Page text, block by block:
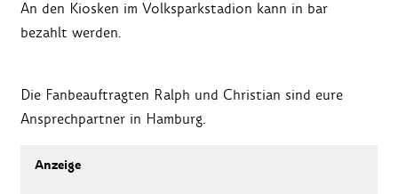
An den Kiosken im Volksparkstadion kann in bar
bezahlt werden.
Die Fanbeauftragten Ralph und Christian sind eure
Ansprechpartner in Hamburg.